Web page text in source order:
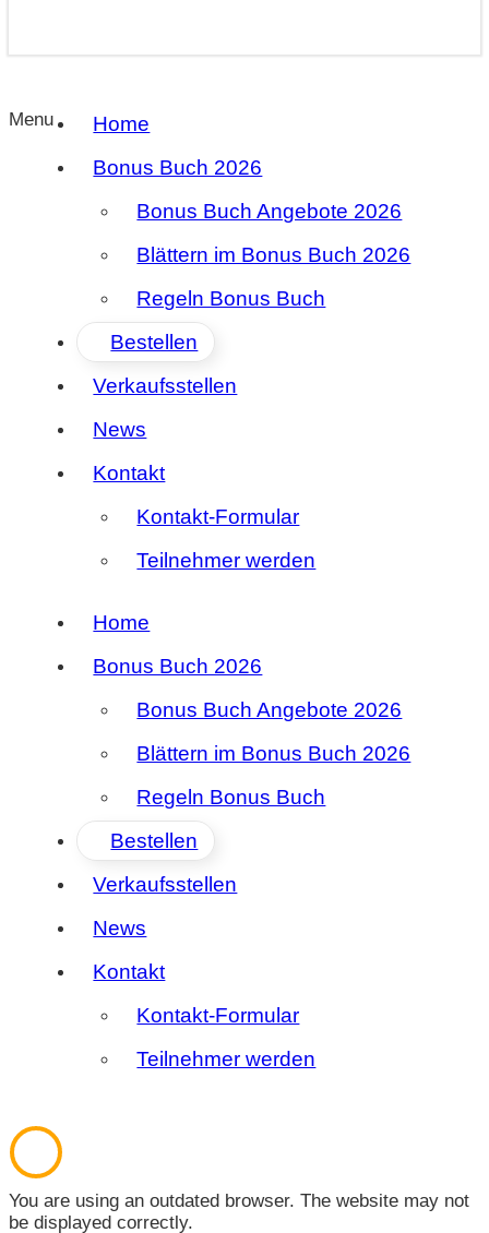
Menu
Home
Bonus Buch 2026
Bonus Buch Angebote 2026
Blättern im Bonus Buch 2026
Regeln Bonus Buch
Bestellen
Verkaufsstellen
News
Kontakt
Kontakt-Formular
Teilnehmer werden
Home
Bonus Buch 2026
Bonus Buch Angebote 2026
Blättern im Bonus Buch 2026
Regeln Bonus Buch
Bestellen
Verkaufsstellen
News
Kontakt
Kontakt-Formular
Teilnehmer werden
You are using an outdated browser. The website may not
be displayed correctly.